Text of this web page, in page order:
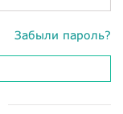
Забыли пароль?